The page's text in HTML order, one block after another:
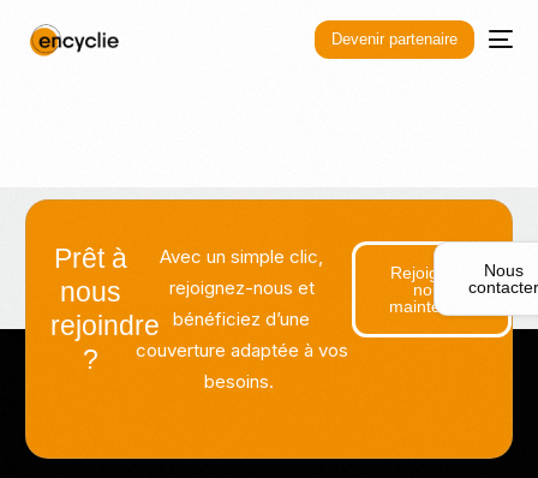
Devenir partenaire
Prêt à
nous
rejoindre
?
Avec un simple clic,
rejoignez-nous et
bénéficiez d’une
couverture adaptée à vos
besoins.
Rejoignez-
nous
maintenant
Nous